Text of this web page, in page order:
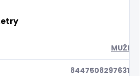
MUŽI
8447508297631